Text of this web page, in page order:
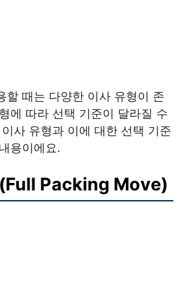
할 때는 다양한 이사 유형이 존
에 따라 선택 기준이 달라질 수
사 유형과 이에 대한 선택 기준
용이에요.
Packing Move)